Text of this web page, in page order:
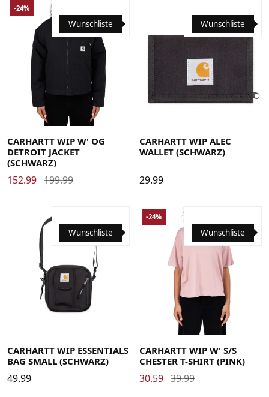
Small X-Small
Wunschliste
-24%
CARHARTT WIP W' OG
DETROIT JACKET
(SCHWARZ)
152.99 199.99
Wunschliste
CARHARTT WIP ALEC
WALLET (SCHWARZ)
29.99
Wunschliste
CARHARTT WIP ESSENTIALS
BAG SMALL (SCHWARZ)
49.99
Small X-Small
Wunschliste
-24%
CARHARTT WIP W' S/S
CHESTER T-SHIRT (PINK)
30.59 39.99